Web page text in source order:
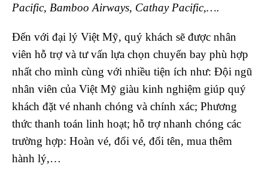
Pacific, Bamboo Airways, Cathay Pacific,….
Đến với đại lý Việt Mỹ, quý khách sẽ được nhân
viên hỗ trợ và tư vấn lựa chọn chuyến bay phù hợp
nhất cho mình cùng với nhiều tiện ích như: Đội ngũ
nhân viên của Việt Mỹ giàu kinh nghiệm giúp quý
khách đặt vé nhanh chóng và chính xác; Phương
thức thanh toán linh hoạt; hỗ trợ nhanh chóng các
trường hợp: Hoàn vé, đổi vé, đổi tên, mua thêm
hành lý,…